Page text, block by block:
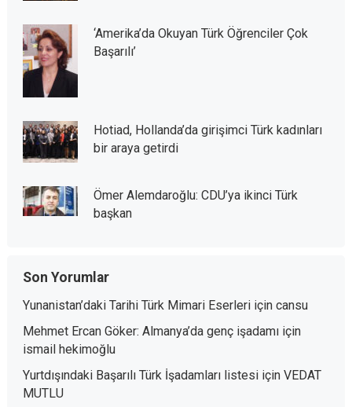
‘Amerika’da Okuyan Türk Öğrenciler Çok
Başarılı’
Hotiad, Hollanda’da girişimci Türk kadınları
bir araya getirdi
Ömer Alemdaroğlu: CDU’ya ikinci Türk
başkan
Son Yorumlar
Yunanistan’daki Tarihi Türk Mimari Eserleriiçin cansu
Mehmet Ercan Göker: Almanya’da genç işadamıiçin
ismail hekimoğlu
Yurtdışındaki Başarılı Türk İşadamları listesiiçin VEDAT
MUTLU